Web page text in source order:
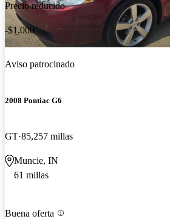
Precio reducido
-$1,000
Aviso patrocinado
2008 Pontiac G6
GT 85,257 millas
Muncie, IN
61 millas
Buena oferta